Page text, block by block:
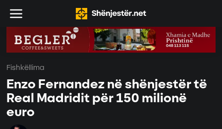
Fishkëllima
Enzo Fernandez në shënjestër të
Real Madridit për 150 milionë
euro